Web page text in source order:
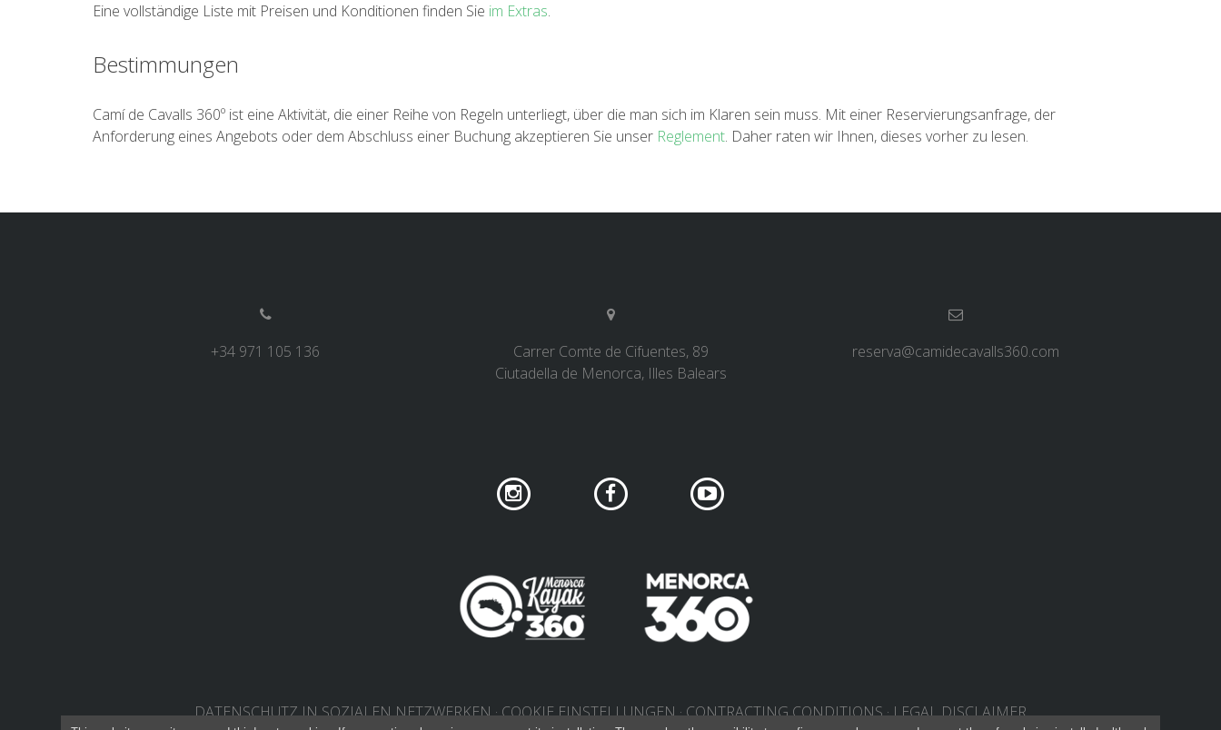
Eine vollständige Liste mit Preisen und Konditionen finden Sie im Extras.
Bestimmungen
Camí de Cavalls 360º ist eine Aktivität, die einer Reihe von Regeln unterliegt, über die man sich im Klaren sein muss. Mit einer Reservierungsanfrage, der
Anforderung eines Angebots oder dem Abschluss einer Buchung akzeptieren Sie unser Reglement. Daher raten wir Ihnen, dieses vorher zu lesen.
+34 971 105 136
Carrer Comte de Cifuentes, 89
Ciutadella de Menorca, Illes Balears
reserva@camidecavalls360.com
DATENSCHUTZ IN SOZIALEN NETZWERKEN COOKIE EINSTELLUNGEN CONTRACTING CONDITIONS LEGAL DISCLAIMER